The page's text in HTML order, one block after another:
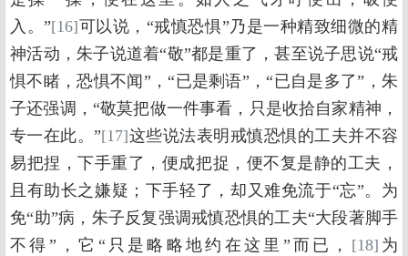
入。”[16]可以说，“戒慎恐惧”乃是一种精致细微的精
神活动，朱子说道着“敬”都是重了，甚至说子思说“戒
惧不睹，恐惧不闻”，“已是剩语”，“已自是多了”，朱
子还强调，“敬莫把做一件事看，只是收拾自家精神，
专一在此。”[17]这些说法表明戒慎恐惧的工夫并不容
易把捏，下手重了，便成把捉，便不复是静的工夫，
且有助长之嫌疑；下手轻了，却又难免流于“忘”。为
免“助”病，朱子反复强调戒慎恐惧的工夫“大段著脚手
不得”，它“只是略略地约在这里”而已， [18] 为